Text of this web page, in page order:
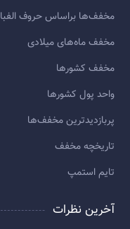
مخفف‌ها براساس حروف الفبا
مخفف ماه‌های میلادی
مخفف کشورها
واحد پول کشورها
پربازديدترين مخفف‌ها
تاريخچه مخفف
تایم استمپ
آخرین نظرات